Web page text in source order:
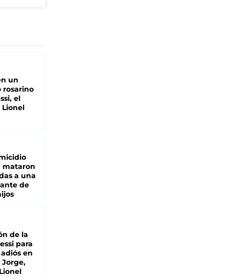
un
rosarino
el
Lionel
mataron
a una
de
de la
para
en
Jorge,